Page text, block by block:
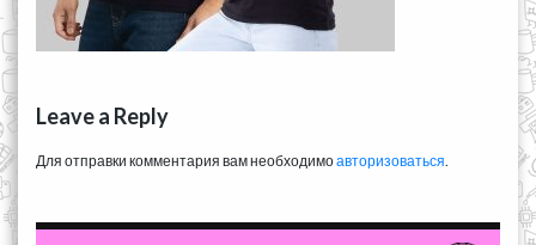
Leave a Reply
Для отправки комментария вам необходимоавторизоваться